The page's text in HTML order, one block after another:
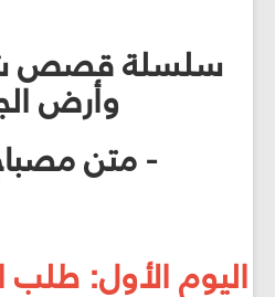
سلسلة قصص
وأرض
- متن
اليوم الأول: طلب